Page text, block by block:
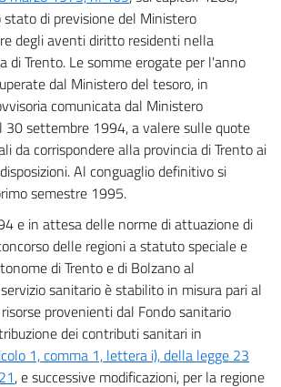
di previsione del Ministero
degli aventi diritto residenti nella
di Trento. Le somme erogate per l'anno
dal Ministero del tesoro, in
comunicata dal Ministero
settembre 1994, a valere sulle quote
da corrispondere alla provincia di Trento ai
Al conguaglio definitivo si
semestre 1995.
e in attesa delle norme di attuazione di
delle regioni a statuto speciale e
di Trento e di Bolzano al
sanitario è stabilito in misura pari al
provenienti dal Fondo sanitario
dei contributi sanitari in
1, comma 1, lettera i), della legge 23
, e successive modificazioni, per la regione